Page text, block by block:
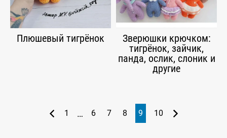
Плюшевый тигрёнок
Зверюшки крючком:
тигрёнок, зайчик,
панда, ослик, слоник и
другие
1 … 6 7 8 9 10